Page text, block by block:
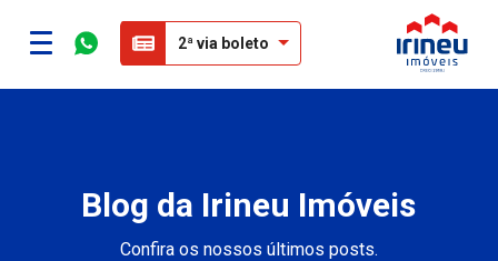
2ª via boleto
Blog da Irineu Imóveis
Confira os nossos últimos posts.